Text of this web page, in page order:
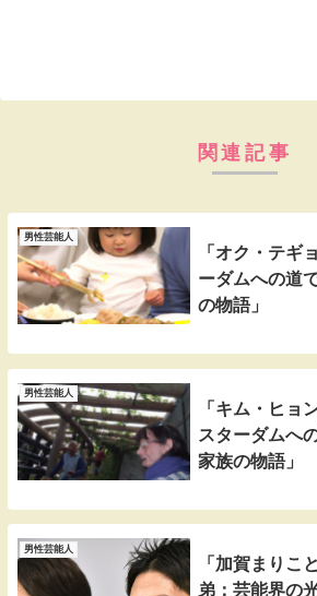
関連記事
男性芸能人
「オク・テギ
ーダムへの道
の物語」
男性芸能人
「キム・ヒョ
スターダムへ
家族の物語」
男性芸能人
「加賀まりこ
弟：芸能界の